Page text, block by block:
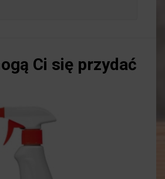
Ci się przydać